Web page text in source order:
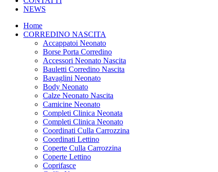
NEWS
Home
CORREDINO NASCITA
Accappatoi Neonato
Borse Porta Corredino
Accessori Neonato Nascita
Bauletti Corredino Nascita
Bavaglini Neonato
Body Neonato
Calze Neonato Nascita
Camicine Neonato
Completi Clinica Neonata
Completi Clinica Neonato
Coordinati Culla Carrozzina
Coordinati Lettino
Coperte Culla Carrozzina
Coperte Lettino
Coprifasce